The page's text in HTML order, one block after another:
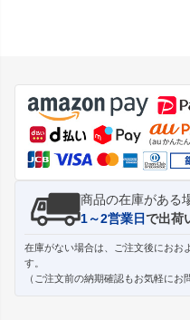
商品の在庫がある
1～2営業日で出荷
在庫がない場合は、ご注文後におお
す。
（ご注文前の納期確認もお気軽にお